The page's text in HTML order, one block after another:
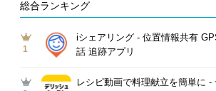
総合ランキング
1
iシェアリング - 位置情報共有
話 追跡アプリ
レシピ動画で料理献立を簡単‪に -